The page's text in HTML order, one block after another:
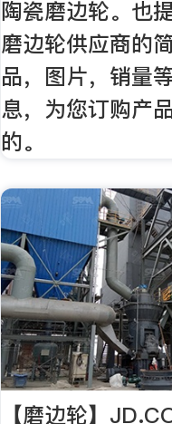
陶瓷磨边轮。也
磨边轮供应商的
品，图片，销量
息，为您订购产
的。
【磨边轮】